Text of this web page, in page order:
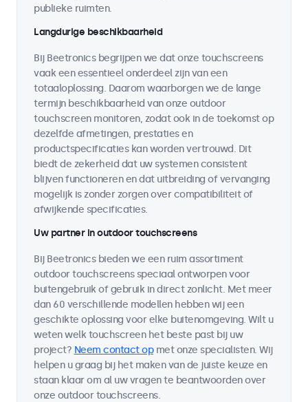
publieke ruimten.
Langdurige beschikbaarheid
Bij Beetronics begrijpen we dat onze touchscreens
vaak een essentieel onderdeel zijn van een
totaaloplossing. Daarom waarborgen we de lange
termijn beschikbaarheid van onze outdoor
touchscreen monitoren, zodat ook in de toekomst op
dezelfde afmetingen, prestaties en
productspecificaties kan worden vertrouwd. Dit
biedt de zekerheid dat uw systemen consistent
blijven functioneren en dat uitbreiding of vervanging
mogelijk is zonder zorgen over compatibiliteit of
afwijkende specificaties.
Uw partner in outdoor touchscreens
Bij Beetronics bieden we een ruim assortiment
outdoor touchscreens speciaal ontworpen voor
buitengebruik of gebruik in direct zonlicht. Met meer
dan 60 verschillende modellen hebben wij een
geschikte oplossing voor elke buitenomgeving. Wilt u
weten welk touchscreen het beste past bij uw
project? Neem contact opmet onze specialisten. Wij
helpen u graag bij het maken van de juiste keuze en
staan klaar om al uw vragen te beantwoorden over
onze outdoor touchscreens.